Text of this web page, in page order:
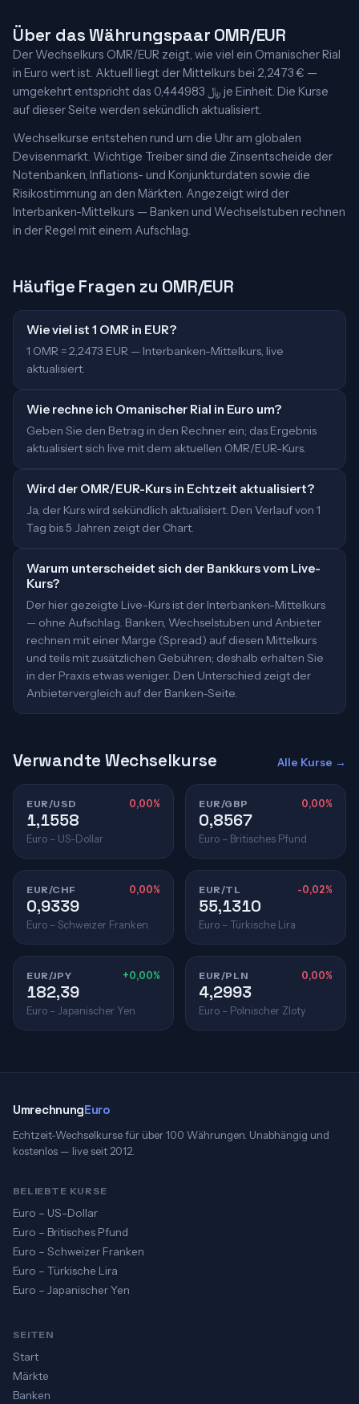
Über das Währungspaar OMR/EUR
Der Wechselkurs OMR/EUR zeigt, wie viel ein Omanischer Rial
in Euro wert ist. Aktuell liegt der Mittelkurs bei 2,2473 € —
umgekehrt entspricht das 0,444983 ﷼ je Einheit. Die Kurse
auf dieser Seite werden sekündlich aktualisiert.
Wechselkurse entstehen rund um die Uhr am globalen
Devisenmarkt. Wichtige Treiber sind die Zinsentscheide der
Notenbanken, Inflations- und Konjunkturdaten sowie die
Risikostimmung an den Märkten. Angezeigt wird der
Interbanken-Mittelkurs — Banken und Wechselstuben rechnen
in der Regel mit einem Aufschlag.
Häufige Fragen zu OMR/EUR
Wie viel ist 1 OMR in EUR?
1 OMR = 2,2473 EUR — Interbanken-Mittelkurs, live
aktualisiert.
Wie rechne ich Omanischer Rial in Euro um?
Geben Sie den Betrag in den Rechner ein; das Ergebnis
aktualisiert sich live mit dem aktuellen OMR/EUR-Kurs.
Wird der OMR/EUR-Kurs in Echtzeit aktualisiert?
Ja, der Kurs wird sekündlich aktualisiert. Den Verlauf von 1
Tag bis 5 Jahren zeigt der Chart.
Warum unterscheidet sich der Bankkurs vom Live-
Kurs?
Der hier gezeigte Live-Kurs ist der Interbanken-Mittelkurs
— ohne Aufschlag. Banken, Wechselstuben und Anbieter
rechnen mit einer Marge (Spread) auf diesen Mittelkurs
und teils mit zusätzlichen Gebühren; deshalb erhalten Sie
in der Praxis etwas weniger. Den Unterschied zeigt der
Anbietervergleich auf der Banken-Seite.
Verwandte Wechselkurse Alle Kurse →
EUR/USD 0,00%
1,1558
Euro – US-Dollar
EUR/GBP 0,00%
0,8567
Euro – Britisches Pfund
EUR/CHF 0,00%
0,9339
Euro – Schweizer Franken
EUR/TL -0,02%
55,1310
Euro – Türkische Lira
EUR/JPY +0,00%
182,39
Euro – Japanischer Yen
EUR/PLN 0,00%
4,2993
Euro – Polnischer Zloty
UmrechnungEuro
Echtzeit-Wechselkurse für über 100 Währungen. Unabhängig und
kostenlos — live seit 2012.
BELIEBTE KURSE
Euro – US-Dollar
Euro – Britisches Pfund
Euro – Schweizer Franken
Euro – Türkische Lira
Euro – Japanischer Yen
SEITEN
Start
Märkte
Banken